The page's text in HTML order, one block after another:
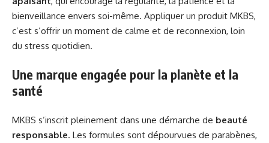
bienveillance envers soi-même. Appliquer un produit MKBS,
c’est s’offrir un moment de calme et de reconnexion, loin
du stress quotidien.
Une marque engagée pour la planète et la
santé
MKBS s’inscrit pleinement dans une démarche de beauté
responsable. Les formules sont dépourvues de parabènes,